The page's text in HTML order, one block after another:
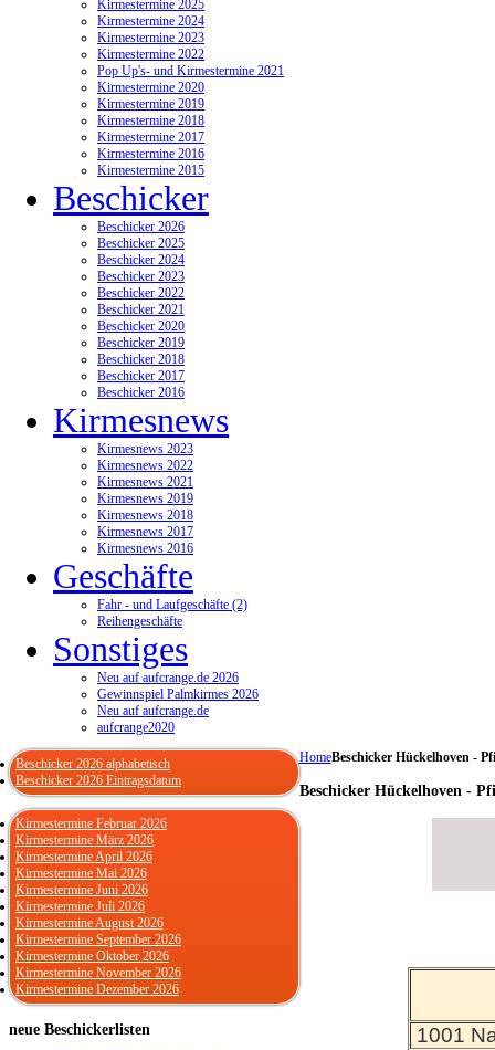
Kirmestermine 2025
Kirmestermine 2024
Kirmestermine 2023
Kirmestermine 2022
Pop Up's- und Kirmestermine 2021
Kirmestermine 2020
Kirmestermine 2019
Kirmestermine 2018
Kirmestermine 2017
Kirmestermine 2016
Kirmestermine 2015
Beschicker
Beschicker 2026
Beschicker 2025
Beschicker 2024
Beschicker 2023
Beschicker 2022
Beschicker 2021
Beschicker 2020
Beschicker 2019
Beschicker 2018
Beschicker 2017
Beschicker 2016
Kirmesnews
Kirmesnews 2023
Kirmesnews 2022
Kirmesnews 2021
Kirmesnews 2019
Kirmesnews 2018
Kirmesnews 2017
Kirmesnews 2016
Geschäfte
Fahr - und Laufgeschäfte (2)
Reihengeschäfte
Sonstiges
Neu auf aufcrange.de 2026
Gewinnspiel Palmkirmes 2026
Neu auf aufcrange.de
aufcrange2020
HomeBeschicker Hückelhoven -
Beschicker Hückelhoven -
1001
Beschicker 2026 alphabetisch
Beschicker 2026 Eintragsdatum
Kirmestermine Februar 2026
Kirmestermine März 2026
Kirmestermine April 2026
Kirmestermine Mai 2026
Kirmestermine Juni 2026
Kirmestermine Juli 2026
Kirmestermine August 2026
Kirmestermine September 2026
Kirmestermine Oktober 2026
Kirmestermine November 2026
Kirmestermine Dezember 2026
neue Beschickerlisten